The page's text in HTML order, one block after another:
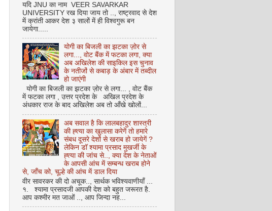
यदि JNU का नाम VEER SAVARKAR
UNIVERSITY रख दिया जाय तो .., राष्ट्रवाद से देश
में क्रांती आकर देश ३ सालों में ही विश्वगुरू बन
जायेगा.....
योगी का बिजली का झटका ज़ोर से
लगा..., वोट बैंक में फटका लगा, क्या
अब अखिलेश की साइकिल इस चुनाव
के नतीजों से कबाड़ के अंबार में तब्दील
हो जाएंगी
योगी का बिजली का झटका ज़ोर से लगा... , वोट बैंक
में फटका लगा , उत्तर प्रदेश के अखिल प्रदेश के
अंधकार राज के बाद अखिलेश अब तो आँखे खोलों...
अब सवाल है कि लालबहादुर शास्त्री
की ह्त्या का खुलासा करेगें तो हमारे
संबध दूसरे देशों से खराब हो जायेगें ?
लेकिन डॉ श्यामा प्रसाद मुखर्जी के
ह्त्या की जांच से.., क्या देश के नेताओं
के आपसी आंच में सम्बन्ध खराब होने
से, जाँच को, चूल्हे की आंच में डाल दिया
वीर सावरकर की दो अचूक.., सार्थक भविश्यवाणीयाँ ...
१. श्यामा प्रसादजी आपकी देश को बहुत जरूरत है.
आप कश्मीर मत जाओं .., आप जिन्दा नह...